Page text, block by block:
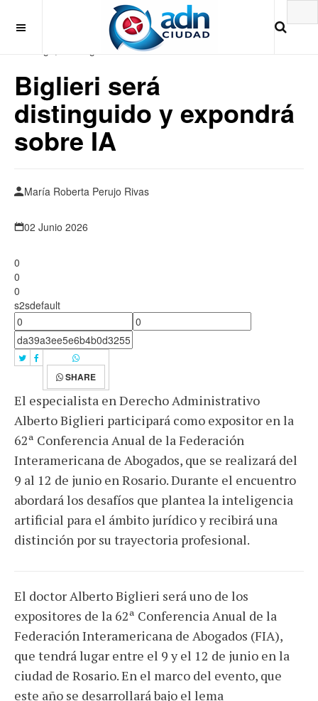
Domingo, 9 de Agosto 2026
Biglieri será
distinguido y expondrá
sobre IA
María Roberta Perujo Rivas
02 Junio 2026
0
0
0
s2sdefault
SHARE
El especialista en Derecho Administrativo
Alberto Biglieri participará como expositor en la
62ª Conferencia Anual de la Federación
Interamericana de Abogados, que se realizará del
9 al 12 de junio en Rosario. Durante el encuentro
abordará los desafíos que plantea la inteligencia
artificial para el ámbito jurídico y recibirá una
distinción por su trayectoria profesional.
El doctor Alberto Biglieri será uno de los
expositores de la 62ª Conferencia Anual de la
Federación Interamericana de Abogados (FIA),
que tendrá lugar entre el 9 y el 12 de junio en la
ciudad de Rosario. En el marco del evento, que
este año se desarrollará bajo el lema